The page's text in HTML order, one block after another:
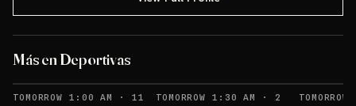
Más en Deportivas
Firma Autografiada de
TOMORROW 1:00 AM · 11 RECORDATORIOS
TOMORROW 1:30 AM · 2